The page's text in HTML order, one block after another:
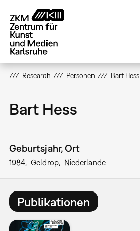
zum
Inhalt
Research Personen Bart Hess
Bart Hess
Geburtsjahr, Ort
1984 Geldrop Niederlande
Publikationen